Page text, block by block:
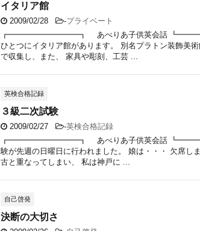
イタリア館
2009/02/28 -プライベート
┏━━━━━━━━━┓ あべりあ子供英会話
ひとつにイタリア館があります。 別名プラトン装飾美
で収集し、また、 家具や彫刻、工芸 ...
英検合格記録
３級二次試験
2009/02/27 -英検合格記録
┏━━━━━━━━━┓ あべりあ子供英会話
験が先週の日曜日に行われました。 娘は・・・ 欠席し
古と重なってしまい、 私は神戸に ...
自己啓発
決断の大切さ